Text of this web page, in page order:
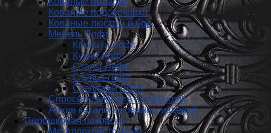
Кованые подсвечники
Кованые люстры и бра
Мебель Лофт
Кровати Лофт
Кухни Лофт
Столы Лофт
Стулья Лофт
Стеллажи Лофт
Спросить/заказать в один клик
Архив каталога кованых изделий
Порошковая покраска